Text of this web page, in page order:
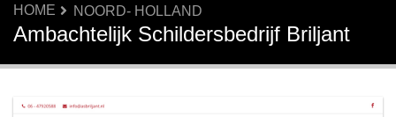
HOME NOORD- HOLLAND
Ambachtelijk Schildersbedrijf Briljant